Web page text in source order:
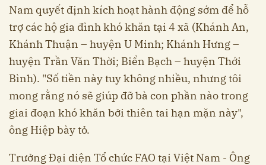
Nam quyết định kích hoạt hành động sớm để hỗ
trợ các hộ gia đình khó khăn tại 4 xã (Khánh An,
Khánh Thuận – huyện U Minh; Khánh Hưng –
huyện Trần Văn Thời; Biển Bạch – huyện Thới
Bình). "Số tiền này tuy không nhiều, nhưng tôi
mong rằng nó sẽ giúp đỡ bà con phần nào trong
giai đoạn khó khăn bởi thiên tai hạn mặn này",
ông Hiệp bày tỏ.
Trưởng Đại diện Tổ chức FAO tại Việt Nam - Ông